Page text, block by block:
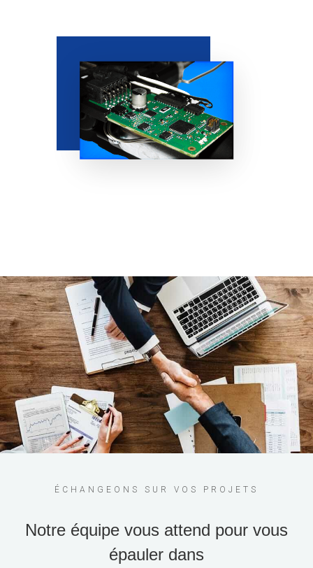
ÉCHANGEONS SUR VOS PROJETS
Notre équipe vous attend pour vous
épauler dans